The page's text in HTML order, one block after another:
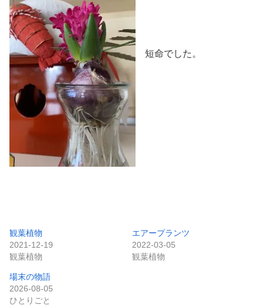
短命でした。
観葉植物
2021-12-19
観葉植物
エアープランツ
2022-03-05
観葉植物
場末の物語
2026-08-05
ひとりごと